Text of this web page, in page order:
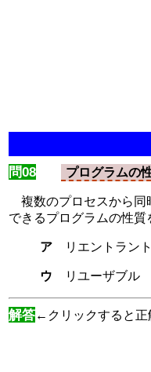
問08 プログラムの
複数のプロセスから同
できるプログラムの性質
ア リエン
ウ リユー
解答←クリックすると正